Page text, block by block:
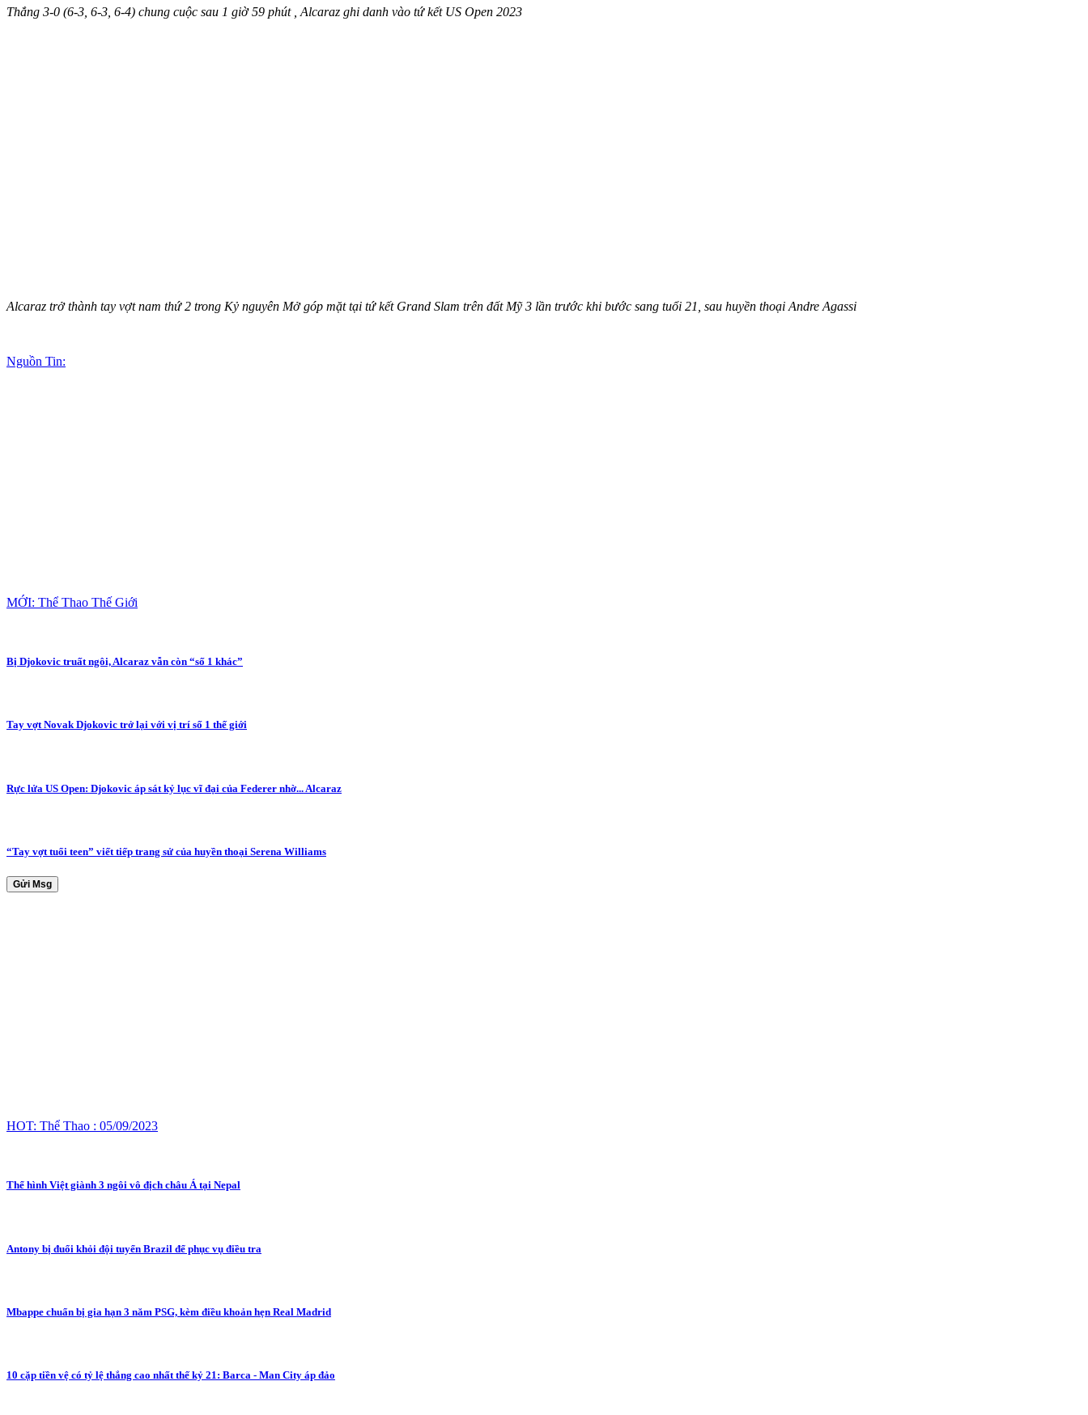
Thắng 3-0 (6-3, 6-3, 6-4) chung cuộc sau 1 giờ 59 phút , Alcaraz ghi danh vào tứ kết US Open 2023
Alcaraz trở thành tay vợt nam thứ 2 trong Kỷ nguyên Mở góp mặt tại tứ kết Grand Slam trên đất Mỹ 3 lần trước khi bước sang tuổi 21, sau huyền thoại Andre Agassi
Nguồn Tin:
MỚI: Thể Thao Thế Giới
Bị Djokovic truất ngôi, Alcaraz vẫn còn “số 1 khác”
Tay vợt Novak Djokovic trở lại với vị trí số 1 thế giới
Rực lửa US Open: Djokovic áp sát kỷ lục vĩ đại của Federer nhờ... Alcaraz
“Tay vợt tuổi teen” viết tiếp trang sử của huyền thoại Serena Williams
Gửi Msg
HOT: Thể Thao : 05/09/2023
Thể hình Việt giành 3 ngôi vô địch châu Á tại Nepal
Antony bị đuổi khỏi đội tuyển Brazil để phục vụ điều tra
Mbappe chuẩn bị gia hạn 3 năm PSG, kèm điều khoản hẹn Real Madrid
10 cặp tiền vệ có tỷ lệ thắng cao nhất thế kỷ 21: Barca - Man City áp đảo